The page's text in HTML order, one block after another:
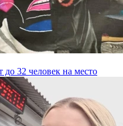
32 человек на место